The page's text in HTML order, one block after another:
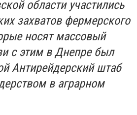
области участились
захватов фермерского
носят массовый
с этим в Днепре был
Антирейдерский штаб
в аграрном